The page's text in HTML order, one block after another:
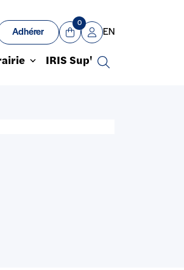
Adhérer
Panier
0
Mon compte
EN
IRIS Sup'
Recherche